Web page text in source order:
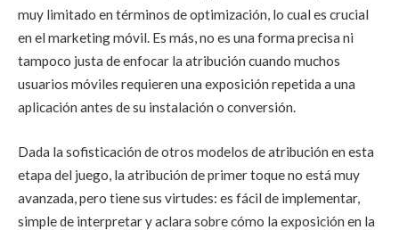
muy limitado en términos de optimización, lo cual es crucial
en el marketing móvil. Es más, no es una forma precisa ni
tampoco justa de enfocar la atribución cuando muchos
usuarios móviles requieren una exposición repetida a una
aplicación antes de su instalación o conversión.
Dada la sofisticación de otros modelos de atribución en esta
etapa del juego, la atribución de primer toque no está muy
avanzada, pero tiene sus virtudes: es fácil de implementar,
simple de interpretar y aclara sobre cómo la exposición en la